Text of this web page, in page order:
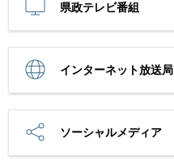
県政テレビ番組
インターネット放送局
ソーシャルメディア